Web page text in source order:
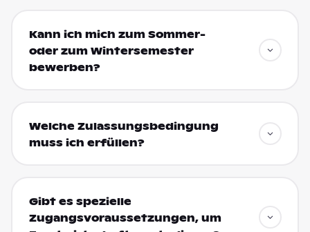
Kann ich mich zum Sommer-
oder zum Wintersemester
bewerben?
Welche Zulassungsbedingung
muss ich erfüllen?
Gibt es spezielle
Zugangsvoraussetzungen, um